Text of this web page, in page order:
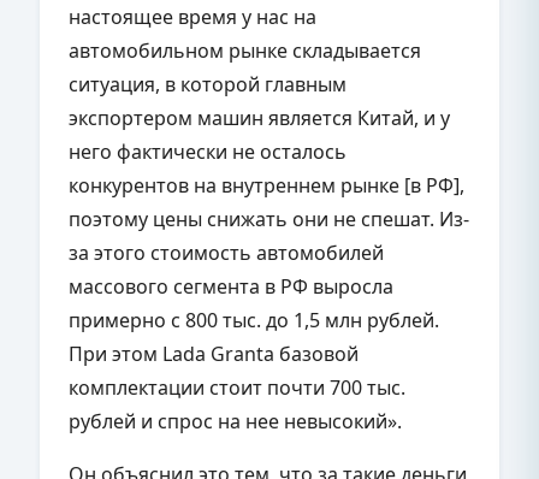
настоящее время у нас на
автомобильном рынке складывается
ситуация, в которой главным
экспортером машин является Китай, и у
него фактически не осталось
конкурентов на внутреннем рынке [в РФ],
поэтому цены снижать они не спешат. Из-
за этого стоимость автомобилей
массового сегмента в РФ выросла
примерно с 800 тыс. до 1,5 млн рублей.
При этом Lada Granta базовой
комплектации стоит почти 700 тыс.
рублей и спрос на нее невысокий».